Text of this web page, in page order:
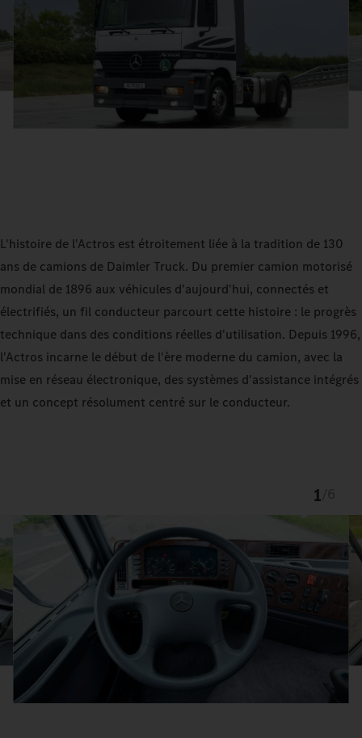
L'histoire de l'Actros est étroitement liée à la tradition de 130
ans de camions de Daimler Truck. Du premier camion motorisé
mondial de 1896 aux véhicules d'aujourd'hui, connectés et
électrifiés, un fil conducteur parcourt cette histoire : le progrès
technique dans des conditions réelles d'utilisation. Depuis 1996,
l'Actros incarne le début de l'ère moderne du camion, avec la
mise en réseau électronique, des systèmes d'assistance intégrés
et un concept résolument centré sur le conducteur.
1